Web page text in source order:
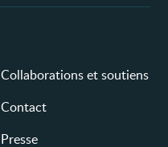
Collaborations et soutiens
Contact
Presse